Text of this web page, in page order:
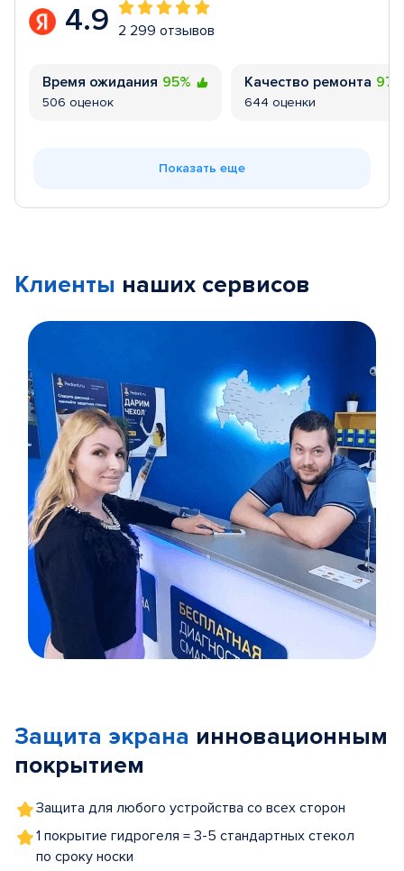
4.9 2 299 отзывов
Время ожидания 95%
506 оценок
Качество ремонта
644 оценки
Показать еще
Клиенты наших сервисов
5
Защита экрана инновационным
покрытием
Защита для любого устройства со всех сторон
1 покрытие гидрогеля = 3-5 стандартных стекол
по сроку носки